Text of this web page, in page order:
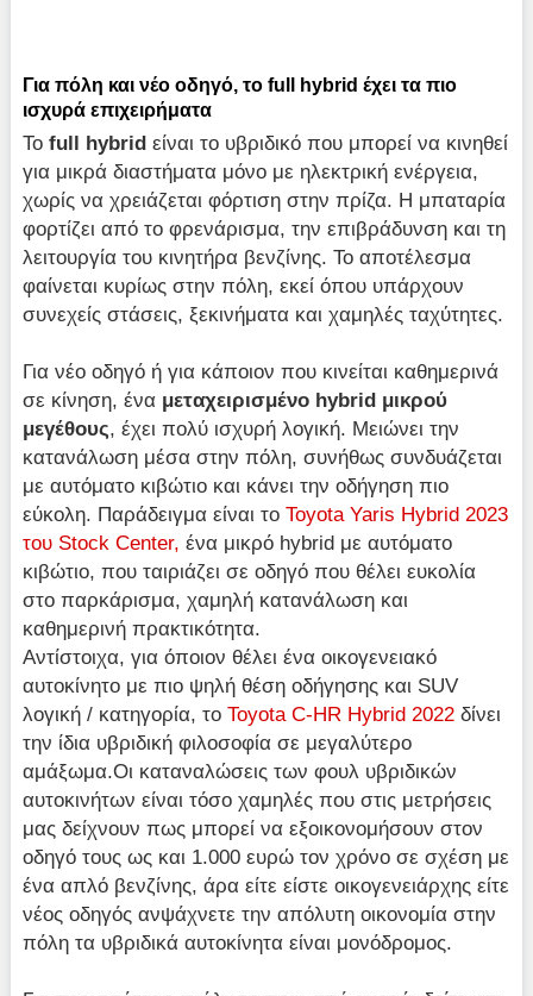
Για πόλη και νέο οδηγό, το full hybrid έχει τα πιο
ισχυρά επιχειρήματα
Τοfull hybrid είναι το υβριδικό που μπορεί να κινηθεί
για μικρά διαστήματα μόνο με ηλεκτρική ενέργεια,
χωρίς να χρειάζεται φόρτιση στην πρίζα. Η μπαταρία
φορτίζει από το φρενάρισμα, την επιβράδυνση και τη
λειτουργία του κινητήρα βενζίνης. Το αποτέλεσμα
φαίνεται κυρίως στην πόλη, εκεί όπου υπάρχουν
συνεχείς στάσεις, ξεκινήματα και χαμηλές ταχύτητες.
Για νέο οδηγό ή για κάποιον που κινείται καθημερινά
σε κίνηση, ένα μεταχειρισμένο hybrid μικρού
μεγέθους, έχει πολύ ισχυρή λογική. Μειώνει την
κατανάλωση μέσα στην πόλη, συνήθως συνδυάζεται
με αυτόματο κιβώτιο και κάνει την οδήγηση πιο
εύκολη. Παράδειγμα είναι τοToyota Yaris Hybrid 2023
του Stock Center, ένα μικρό hybrid με αυτόματο
κιβώτιο, που ταιριάζει σε οδηγό που θέλει ευκολία
στο παρκάρισμα, χαμηλή κατανάλωση και
καθημερινή πρακτικότητα.
Αντίστοιχα, για όποιον θέλει ένα οικογενειακό
αυτοκίνητο με πιο ψηλή θέση οδήγησης και SUV
λογική / κατηγορία, τοToyota C-HR Hybrid 2022 δίνει
την ίδια υβριδική φιλοσοφία σε μεγαλύτερο
αμάξωμα.Οι καταναλώσεις των φουλ υβριδικών
αυτοκινήτων είναι τόσο χαμηλές που στις μετρήσεις
μας δείχνουν πως μπορεί να εξοικονομήσουν στον
οδηγό τους ως και 1.000 ευρώ τον χρόνο σε σχέση με
ένα απλό βενζίνης, άρα είτε είστε οικογενειάρχης είτε
νέος οδηγός ανψάχνετε την απόλυτη οικονομία στην
πόλη τα υβριδικά αυτοκίνητα είναι μονόδρομος.